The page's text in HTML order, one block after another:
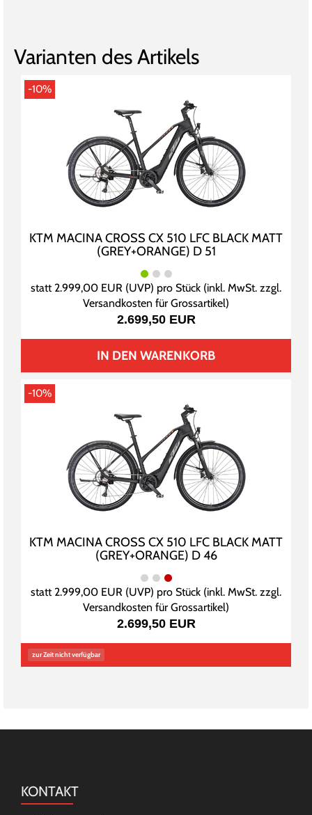
Varianten des Artikels
-10%
KTM MACINA CROSS CX 510 LFC BLACK MATT
(GREY+ORANGE) D 51
statt 2.999,00 EUR (UVP) pro Stück (inkl. MwSt. zzgl.
Versandkosten für Grossartikel)
2.699,50 EUR
IN DEN WARENKORB
-10%
KTM MACINA CROSS CX 510 LFC BLACK MATT
(GREY+ORANGE) D 46
statt 2.999,00 EUR (UVP) pro Stück (inkl. MwSt. zzgl.
Versandkosten für Grossartikel)
2.699,50 EUR
zur Zeit nicht verfügbar
KONTAKT